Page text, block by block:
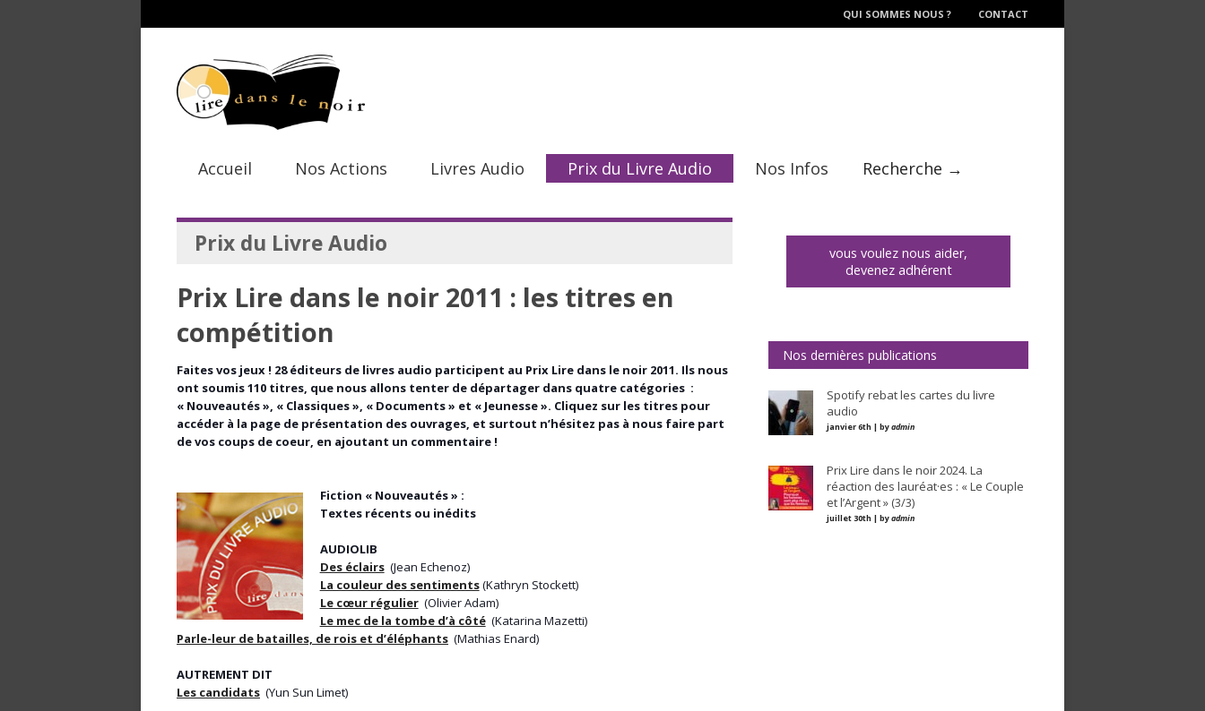
QUI SOMMES NOUS ? CONTACT
Accueil Nos Actions Livres Audio Prix du Livre Audio Nos Infos Recherche →
Prix du Livre Audio
Prix Lire dans le noir 2011 : les titres en
compétition
Faites vos jeux ! 28 éditeurs de livres audio participent au Prix Lire dans le noir 2011. Ils nous
ont soumis 110 titres, que nous allons tenter de départager dans quatre catégories :
« Nouveautés », « Classiques », « Documents » et « Jeunesse ». Cliquez sur les titres pour
accéder à la page de présentation des ouvrages, et surtout n’hésitez pas à nous faire part
de vos coups de coeur, en ajoutant un commentaire !
Fiction « Nouveautés » :
Textes récents ou inédits
AUDIOLIB
Des éclairs(Jean Echenoz)
La couleur des sentiments(Kathryn Stockett)
Le cœur régulier(Olivier Adam)
Le mec de la tombe d’à côté(Katarina Mazetti)
Parle-leur de batailles, de rois et d’éléphants (Mathias Enard)
AUTREMENT DIT
Les candidats (Yun Sun Limet)
vous voulez nous aider,
devenez adhérent
Nos dernières publications
Spotify rebat les cartes du livre
audio
janvier 6th | byadmin
Prix Lire dans le noir 2024. La
réaction des lauréat·es : « Le Couple
et l’Argent » (3/3)
juillet 30th | byadmin